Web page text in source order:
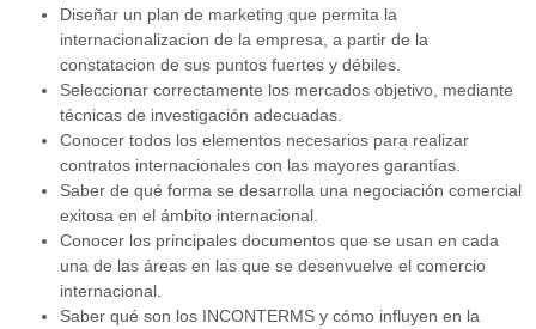
Diseñar un plan de marketing que permita la
internacionalizacion de la empresa, a partir de la
constatacion de sus puntos fuertes y débiles.
Seleccionar correctamente los mercados objetivo, mediante
técnicas de investigación adecuadas.
Conocer todos los elementos necesarios para realizar
contratos internacionales con las mayores garantías.
Saber de qué forma se desarrolla una negociación comercial
exitosa en el ámbito internacional.
Conocer los principales documentos que se usan en cada
una de las áreas en las que se desenvuelve el comercio
internacional.
Saber qué son los INCONTERMS y cómo influyen en la